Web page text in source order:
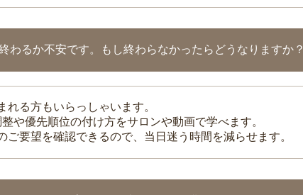
わるか不安です。もし終わらなかったらどうなりますか？
る方もいらっしゃいます。
や優先順位の付け方をサロンや動画で学べます。
ご要望を確認できるので、当日迷う時間を減らせます。